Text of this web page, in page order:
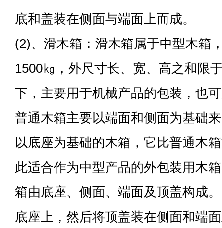
底和盖装在侧面与端面上而成。
(2)、滑木箱：滑木箱属于中型木箱
1500㎏，外尺寸长、宽、高之和限
下，主要用于机械产品的包装，也
普通木箱主要以端面和侧面为基础
以底座为基础的木箱，它比普通木
此适合作为中型产品的外包装用木
箱由底座、侧面、端面及顶盖构成
底座上，然后将顶盖装在侧面和端